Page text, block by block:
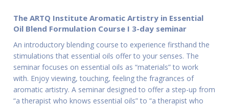
The ARTQ Institute Aromatic Artistry in Essential
Oil Blend Formulation Course I 3-day seminar
An introductory blending course to experience firsthand the
stimulations that essential oils offer to your senses. The
seminar focuses on essential oils as “materials” to work
with. Enjoy viewing, touching, feeling the fragrances of
aromatic artistry. A seminar designed to offer a step-up from
“a therapist who knows essential oils” to “a therapist who